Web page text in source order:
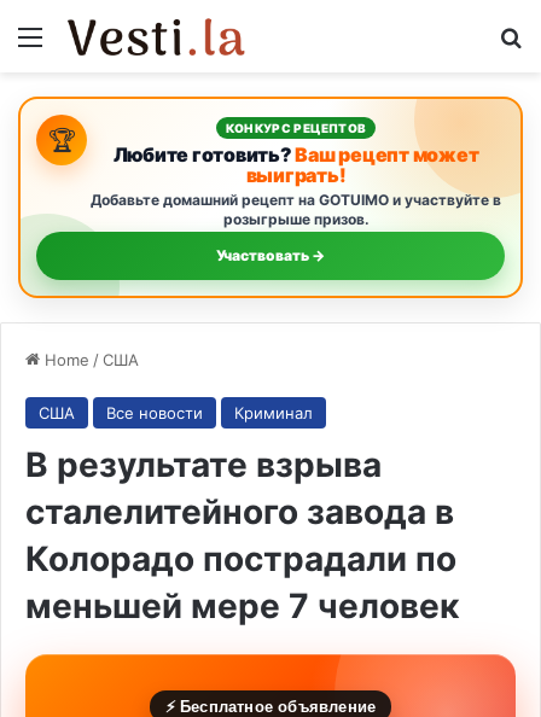
Menu
🏆 КОНКУРС РЕЦЕПТОВ
Любите готовить?Ваш рецепт может
выиграть!
Добавьте домашний рецепт на GOTUIMO и участвуйте в
розыгрыше призов.
Участвовать →
Home /США
США Все новости Криминал
В результате взрыва
сталелитейного завода в
Колорадо пострадали по
меньшей мере 7 человек
⚡ Бесплатное объявление